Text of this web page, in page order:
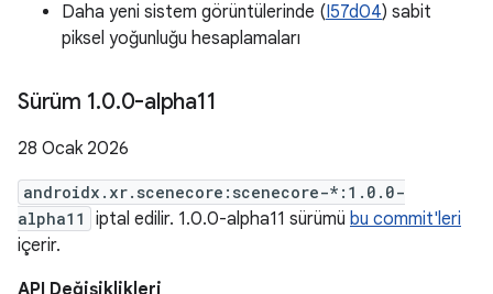
Daha yeni sistem görüntülerinde (I57d04) sabit
piksel yoğunluğu hesaplamaları
Sürüm 1.0.0-alpha11
28 Ocak 2026
androidx.xr.scenecore:scenecore-*:1.0.0-
alpha11
iptal edilir. 1.0.0-alpha11 sürümü bu commit'leri
içerir.
API Değişiklikleri